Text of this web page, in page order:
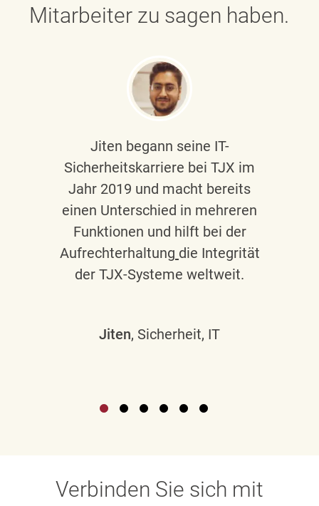
Mitarbeiter zu sagen haben.
Jiten begann seine IT-
Sicherheitskarriere bei TJX im
Jahr 2019 und macht bereits
einen Unterschied in mehreren
Funktionen und hilft bei der
Aufrechterhaltung die Integrität
der TJX-Systeme weltweit.
Jiten, Sicherheit, IT
Verbinden Sie sich mit